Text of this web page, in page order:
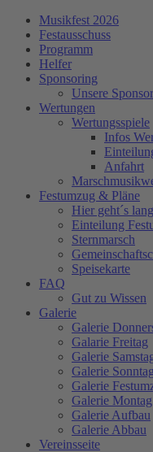
Musikfest 2026
Festausschuss
Programm
Helfer
Sponsoring
Unsere
Wertungen
Wertungsspiele
Infos
Anfahrt
Festumzug & Pläne
Hier geht´s lang
Einteilung
Sternmarsch
Speisekarte
FAQ
Gut zu Wissen
Galerie
Galerie
Galarie Freitag
Galerie
Galerie Sonntag
Galerie
Galerie Montag
Galerie Aufbau
Galerie Abbau
Vereinsseite